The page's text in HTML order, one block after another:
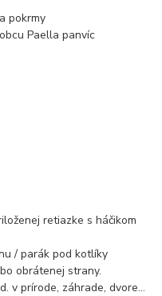
pokrmy
Paella panvíc
retiazke s háčikom
/ parák pod kotlíky
obrátenej strany.
v prírode, záhrade, dvore...